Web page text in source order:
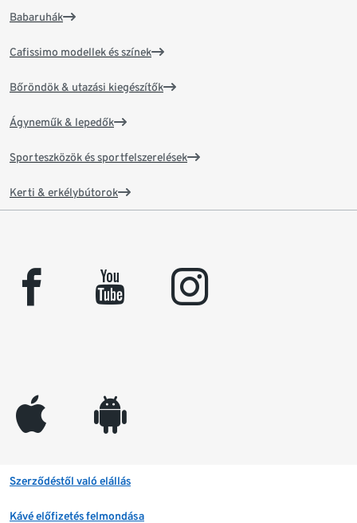
Babaruhák
Cafissimo modellek és színek
Bőröndök & utazási kiegészítők
Ágyneműk & lepedők
Sporteszközök és sportfelszerelések
Kerti & erkélybútorok
facebook youtube instagram
appleinc android
Szerződéstől való elállás
Kávé előfizetés felmondása